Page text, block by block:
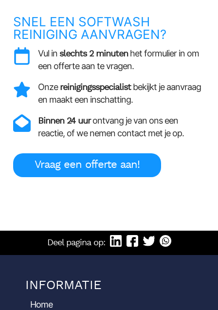
SNEL EEN SOFTWASH
REINIGING AANVRAGEN?
Vul in slechts 2 minutenhet formulier in om
een offerte aan te vragen.
Onzereinigingsspecialistbekijkt je aanvraag
en maakt een inschatting.
Binnen 24 uurontvang je van ons een
reactie, of we nemen contact met je op.
Vraag een offerte aan!
Deel pagina op:
INFORMATIE
Home